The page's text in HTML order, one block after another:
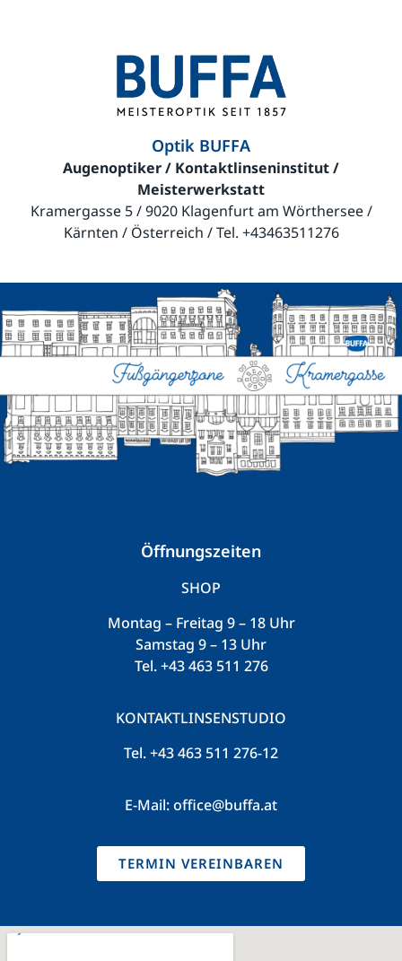
Optik BUFFA
Augenoptiker / Kontaktlinseninstitut /
Meisterwerkstatt
Kramergasse 5 / 9020 Klagenfurt am Wörthersee /
Kärnten / Österreich / Tel. +43463511276
Öffnungszeiten
SHOP
Montag – Freitag 9 – 18 Uhr
Samstag 9 – 13 Uhr
Tel.+43 463 511 276
KONTAKTLINSENSTUDIO
Tel.+43 463 511 276-12
E-Mail:office@buffa.at
TERMIN VEREINBAREN